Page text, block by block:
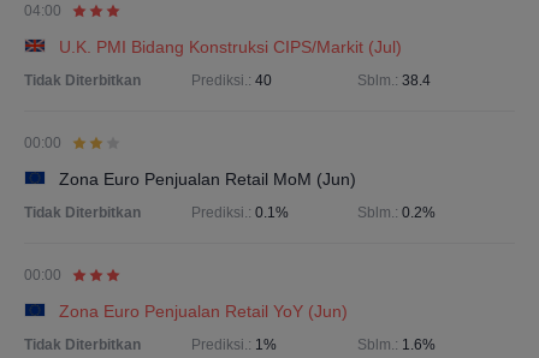
04:00
U.K. PMI Bidang Konstruksi CIPS/Markit (Jul)
Tidak Diterbitkan Prediksi.: 40 Sblm.: 38.4
00:00
Zona Euro Penjualan Retail MoM (Jun)
Tidak Diterbitkan Prediksi.: 0.1% Sblm.: 0.2%
00:00
Zona Euro Penjualan Retail YoY (Jun)
Tidak Diterbitkan Prediksi.: 1% Sblm.: 1.6%